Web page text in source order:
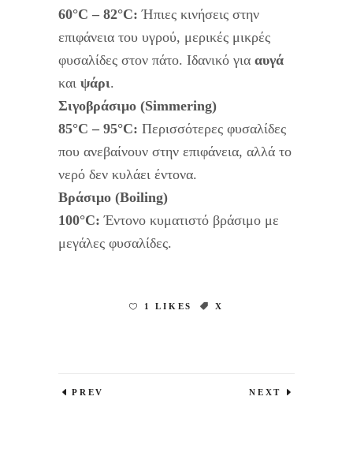
60°C – 82°C: Ήπιες κινήσεις στην
επιφάνεια του υγρού, μερικές μικρές
φυσαλίδες στον πάτο. Ιδανικό για αυγά
και ψάρι.
Σιγοβράσιμο (Simmering)
85°C – 95°C: Περισσότερες φυσαλίδες
που ανεβαίνουν στην επιφάνεια, αλλά το
νερό δεν κυλάει έντονα.
Βράσιμο (Boiling)
100°C:Έντονο κυματιστό βράσιμο με
μεγάλες φυσαλίδες.
1 LIKES Χ
PREV NEXT